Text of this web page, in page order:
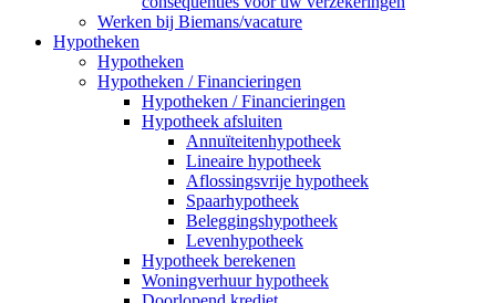
Werken bij Biemans/vacature
Hypotheken
Hypotheken
Hypotheken / Financieringen
Hypotheken / Financieringen
Hypotheek afsluiten
Annuïteitenhypotheek
Lineaire hypotheek
Aflossingsvrije hypotheek
Spaarhypotheek
Beleggingshypotheek
Levenhypotheek
Hypotheek berekenen
Woningverhuur hypotheek